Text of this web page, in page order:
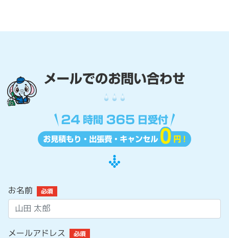
お名前 必須
メールアドレス 必須